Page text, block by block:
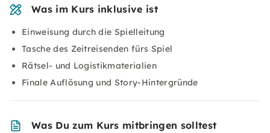
Was im Kurs inklusive ist
Einweisung durch die Spielleitung
Tasche des Zeitreisenden fürs Spiel
Rätsel- und Logistikmaterialien
Finale Auflösung und Story-Hintergründe
Was Du zum Kurs mitbringen solltest